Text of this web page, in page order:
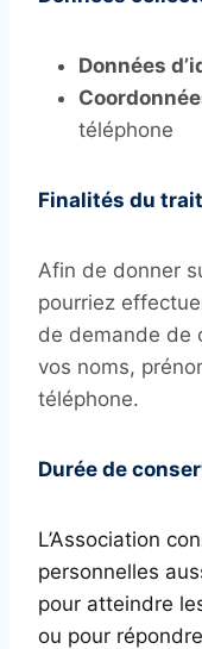
Données
téléphone
Finalités du
Afin de donner
pourriez
de demande de
vos noms,
téléphone.
Durée de
L’Association
personnelles
pour atteindre
ou pour